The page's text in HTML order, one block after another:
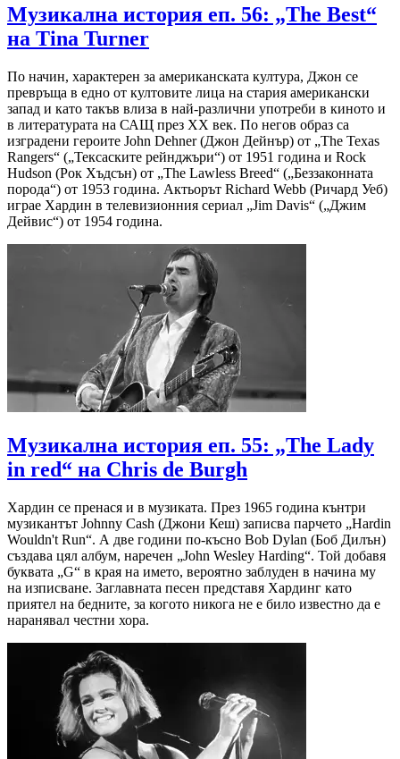
Музикална история еп. 56: „The Best“
на Tina Turner
По начин, характерен за американската култура, Джон се
превръща в едно от култовите лица на стария американски
запад и като такъв влиза в най-различни употреби в киното и
в литературата на САЩ през XX век. По негов образ са
изградени героите John Dehner (Джон Дейнър) от „The Texas
Rangers“ („Тексаските рейнджъри“) от 1951 година и Rock
Hudson (Рок Хъдсън) от „The Lawless Breed“ („Беззаконната
порода“) от 1953 година. Актьорът Richard Webb (Ричард Уеб)
играе Хардин в телевизионния сериал „Jim Davis“ („Джим
Дейвис“) от 1954 година.
Музикална история еп. 55: „The Lady
in red“ на Chris de Burgh
Хардин се пренася и в музиката. През 1965 година кънтри
музикантът Johnny Cash (Джони Кеш) записва парчето „Hardin
Wouldn't Run“. А две години по-късно Bob Dylan (Боб Дилън)
създава цял албум, наречен „John Wesley Harding“. Той добавя
буквата „G“ в края на името, вероятно заблуден в начина му
на изписване. Заглавната песен представя Хардинг като
приятел на бедните, за когото никога не е било известно да е
наранявал честни хора.